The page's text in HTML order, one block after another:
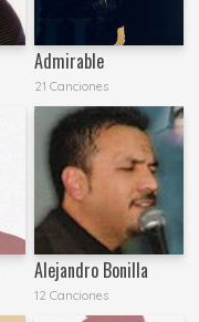
Admirable
21 Canciones
Alejandro Bonilla
12 Canciones